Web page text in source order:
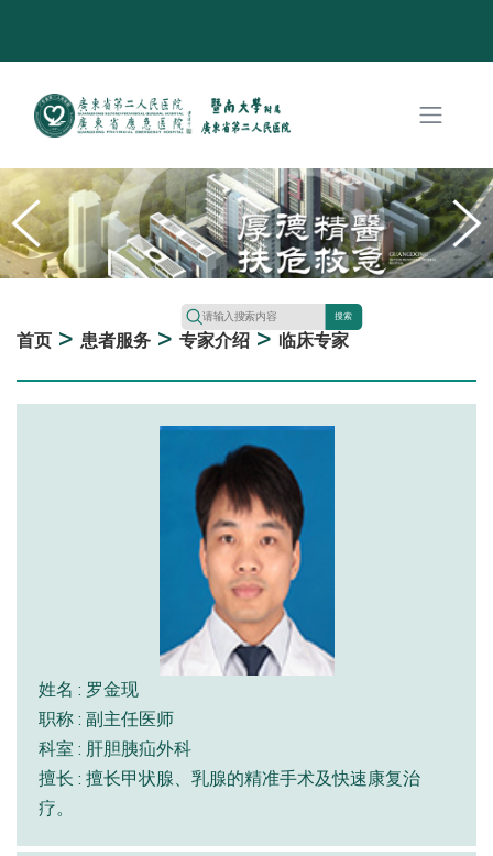
搜索
首页 > 患者服务 > 专家介绍 >临床专家
姓名 : 罗金现
职称 : 副主任医师
科室 : 肝胆胰疝外科
擅长 : 擅长甲状腺、乳腺的精准手术及快速康复治
疗。